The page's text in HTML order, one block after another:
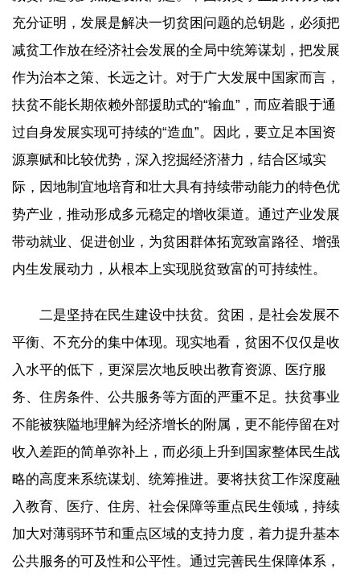
充分证明，发展是解决一切贫困问题的总钥匙，必须把
减贫工作放在经济社会发展的全局中统筹谋划，把发展
作为治本之策、长远之计。对于广大发展中国家而言，
扶贫不能长期依赖外部援助式的“输血”，而应着眼于通
过自身发展实现可持续的“造血”。因此，要立足本国资
源禀赋和比较优势，深入挖掘经济潜力，结合区域实
际，因地制宜地培育和壮大具有持续带动能力的特色优
势产业，推动形成多元稳定的增收渠道。通过产业发展
带动就业、促进创业，为贫困群体拓宽致富路径、增强
内生发展动力，从根本上实现脱贫致富的可持续性。
二是坚持在民生建设中扶贫。贫困，是社会发展不
平衡、不充分的集中体现。现实地看，贫困不仅仅是收
入水平的低下，更深层次地反映出教育资源、医疗服
务、住房条件、公共服务等方面的严重不足。扶贫事业
不能被狭隘地理解为经济增长的附属，更不能停留在对
收入差距的简单弥补上，而必须上升到国家整体民生战
略的高度来系统谋划、统筹推进。要将扶贫工作深度融
入教育、医疗、住房、社会保障等重点民生领域，持续
加大对薄弱环节和重点区域的支持力度，着力提升基本
公共服务的可及性和公平性。通过完善民生保障体系，